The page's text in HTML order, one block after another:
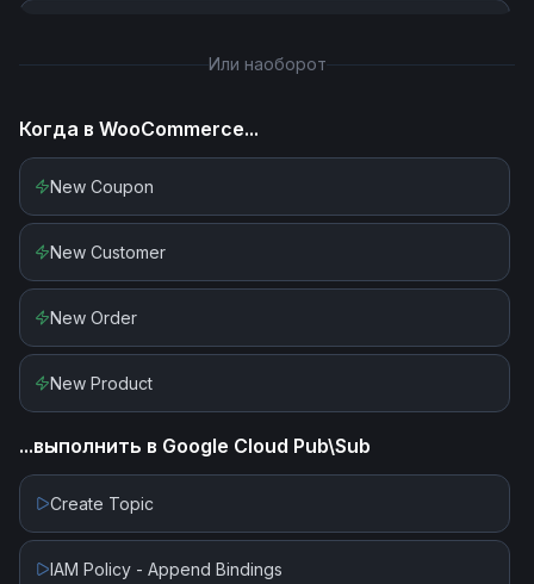
Find Product
Или наоборот
Когда в WooCommerce...
New Coupon
New Customer
New Order
New Product
...выполнить в Google Cloud Pub\Sub
Create Topic
IAM Policy - Append Bindings